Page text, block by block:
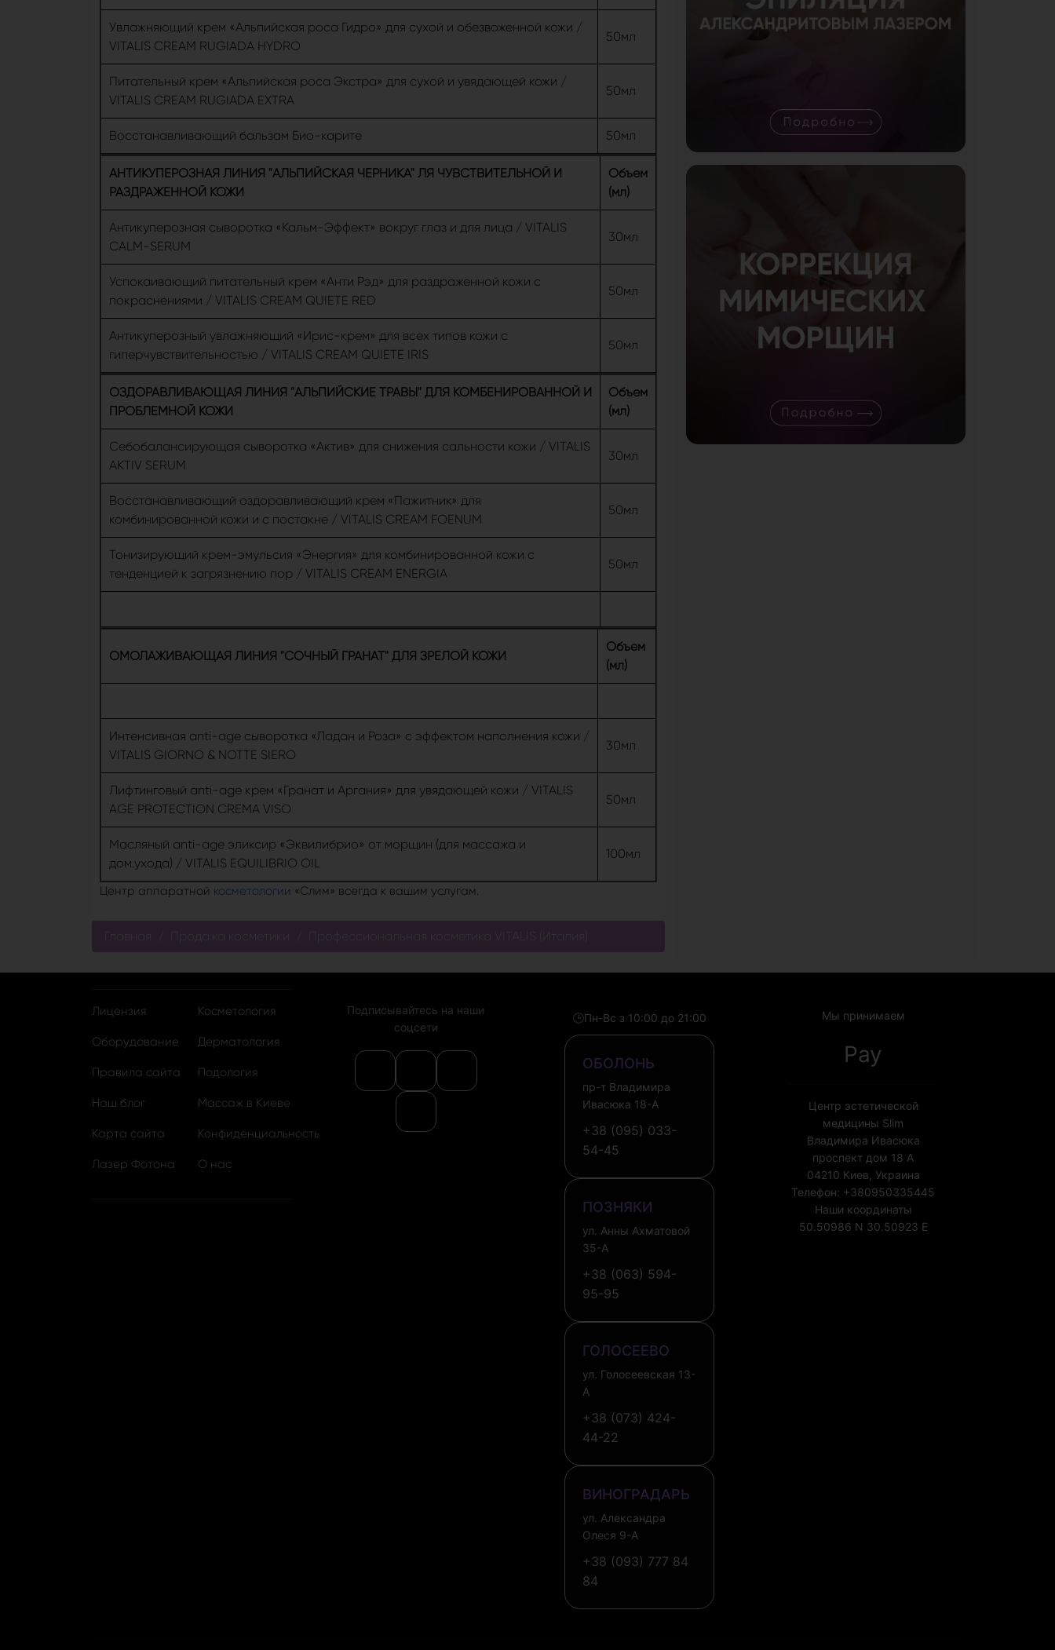
Увлажняющий крем «Альпийская роса Гидро» для сухой и обезвоженной кожи /
VITALIS СREAM RUGIADA HYDRO
50мл
Питательный крем «Альпийская роса Экстра» для сухой и увядающей кожи /
VITALIS СREAM RUGIADA EXTRA
50мл
Восстанавливающий бальзам Био-карите 50мл
АНТИКУПЕРОЗНАЯ ЛИНИЯ "АЛЬПИЙСКАЯ ЧЕРНИКА" ЛЯ ЧУВСТВИТЕЛЬНОЙ И
РАЗДРАЖЕННОЙ КОЖИ
Объем
(мл)
Антикуперозная сыворотка «Кальм-Эффект» вокруг глаз и для лица / VITALIS
СALM-SERUM
30мл
Успокаивающий питательный крем «Анти Рэд» для раздраженной кожи с
покраснениями / VITALIS СREAM QUIETE RED
50мл
Антикуперозный увлажняющий «Ирис-крем» для всех типов кожи с
гиперчувствительностью / VITALIS СREAM QUIETE IRIS
50мл
ОЗДОРАВЛИВАЮЩАЯ ЛИНИЯ "АЛЬПИЙСКИЕ ТРАВЫ" ДЛЯ КОМБЕНИРОВАННОЙ И
ПРОБЛЕМНОЙ КОЖИ
Объем
(мл)
Себобалансирующая сыворотка «Актив» для снижения сальности кожи / VITALIS
АKTIV SERUM
30мл
Восстанавливающий оздоравливающий крем «Пажитник» для
комбинированной кожи и с постакне / VITALIS СREAM FOENUM
50мл
Тонизирующий крем-эмульсия «Энергия» для комбинированной кожи с
тенденцией к загрязнению пор / VITALIS СREAM ENERGIA
50мл
ОМОЛАЖИВАЮЩАЯ ЛИНИЯ "СОЧНЫЙ ГРАНАТ" ДЛЯ ЗРЕЛОЙ КОЖИ
Объем
(мл)
Интенсивная anti-age сыворотка «Ладан и Роза» с эффектом наполнения кожи /
VITALIS GIORNO & NOTTE SIERO
30мл
Лифтинговый anti-age крем «Гранат и Аргания» для увядающей кожи / VITALIS
AGE PROTECTION CREMA VISO
50мл
Масляный anti-age эликсир «Эквилибрио» от морщин (для массажа и
дом.ухода) / VITALIS EQUILIBRIO OIL
100мл
Центр аппаратной косметологии «Слим» всегда к вашим услугам.
Главная Продажа косметики Профессиональная косметика VITALIS (Италия)
Лицензия
Оборудование
Правила сайта
Наш блог
Карта сайта
Лазер Фотона
Косметология
Дерматология
Подология
Массаж в Киеве
Конфиденциальность
О нас
Подписывайтесь на наши
соцсети
🕒Пн-Вс з 10:00 до 21:00
ОБОЛОНЬ
пр-т Владимира
Ивасюка 18-А
+38 (095) 033-
54-45
ПОЗНЯКИ
ул. Анны Ахматовой
35-А
+38 (063) 594-
95-95
ГОЛОСЕЕВО
ул. Голосеевская 13-
А
+38 (073) 424-
44-22
ВИНОГРАДАРЬ
ул. Александра
Олеся 9-А
+38 (093) 777 84
84
Мы принимаем
Pay
Центр эстетической
медицины Slim
Владимира Ивасюка
проспект дом 18 А
04210 Киев, Украина
Телефон: +380950335445
Наши координаты
50.50986 N 30.50923 E